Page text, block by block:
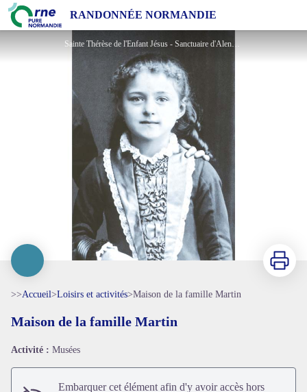
RANDONNÉE NORMANDIE
Maison de la famille Martin
Sainte Thérèse de l'Enfant Jésus - Sanctuaire d'Alençon - ©Sanctuaire d'Alençon
Voir l'image en plein écran
Imprimer
>>Accueil>Loisirs et activités>Maison de la famille Martin
Maison de la famille Martin
Activité : Musées
Embarquer cet élément afin d'y avoir accès hors